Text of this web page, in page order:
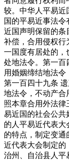
较。中华人平易近
国的平易近事法
近国声明保留的条
补偿，合用侵权行
一国度有居处的，
处地法令。第一百
用婚姻缔结地法令
第一百四十九条
地法令，不动产合
照本章合用外法
易近国的社会公共
的人平易近代表
的特点，制定变通
近代表大会制定的
治州、自治县人平